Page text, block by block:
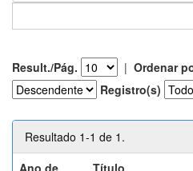
Result./Pág. | Ordenar
Registro(s)
Resultado 1-1 de 1.
Ano de
Título